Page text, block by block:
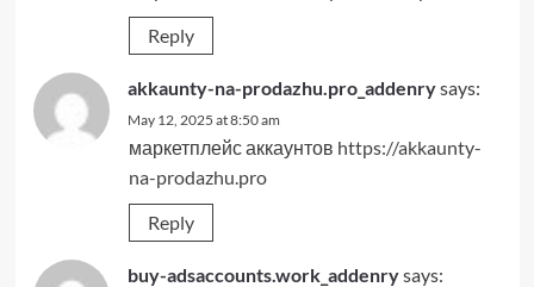
Reply
akkaunty-na-prodazhu.pro_addenrysays:
May 12, 2025 at 8:50 am
маркетплейс аккаунтов https://akkaunty-
na-prodazhu.pro
Reply
buy-adsaccounts.work_addenrysays: